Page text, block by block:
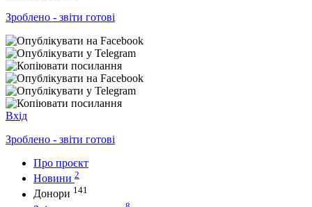
Зроблено - звіти готові
Вхід
Зроблено - звіти готові
Про проєкт
Новини 2
Донори 141